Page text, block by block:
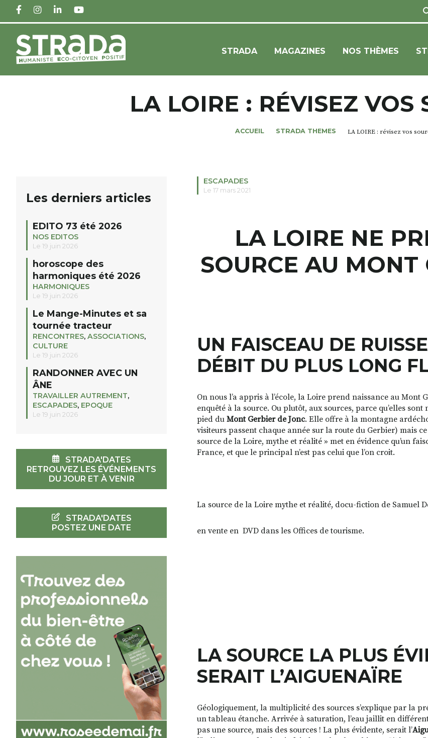
FACEBOOKINSTAGRAM
LINKEDINYOUTUBE
STRADA MAGAZINES NOS THÈMES
LA LOIRE : RÉVISEZ VOS
ACCUEIL STRADA THEMES LA LOIRE : révisez vos
ESCAPADES
Le 17 mars 2021
LA LOIRE NE
SOURCE AU
UN FAISCEAU DE
DÉBIT DU PLUS LONG
On nous l’a appris à l’école, la Loire prend naissance au Mont
enquêté à la source. Ou plutôt, aux sources, parce qu’elles sont
pied du Mont Gerbier de Jonc. Elle offre à la montagne
visiteurs passent chaque année sur la route du Gerbier) mais
source de la Loire, mythe et réalité » met en évidence qu’un
France, et que le principal n’est pas celui que l’on croit.
La source de la Loire mythe et réalité, docu-fiction de Samuel
en vente en DVD dans les Offices de tourisme.
LA SOURCE LA PLUS
SERAIT L’AIGUENAÏRE
Géologiquement, la multiplicité des sources s’explique par la
un tableau étanche. Arrivée à saturation, l’eau jaillit en
pas une source, mais des sources ! La plus évidente, serait l’
Les derniers articles
EDITO 73 été 2026
NOS EDITOS
Le 19 juin 2026
horoscope des
harmoniques été 2026
HARMONIQUES
Le 19 juin 2026
Le Mange-Minutes et sa
tournée tracteur
RENCONTRES, ASSOCIATIONS,
CULTURE
Le 19 juin 2026
RANDONNER AVEC UN
ÂNE
TRAVAILLER AUTREMENT,
ESCAPADES, EPOQUE
Le 19 juin 2026
STRADA'DATES
RETROUVEZ LES ÉVÉNEMENTS
DU JOUR ET À VENIR
STRADA'DATES
POSTEZ UNE DATE